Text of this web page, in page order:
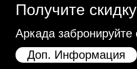
Получите
Аркада забронируйте
Доп. Информация